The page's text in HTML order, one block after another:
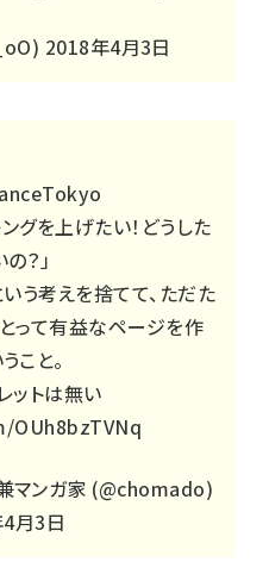
2018年4月3日
グを上げたい！どうした
？」
う考えを捨てて、ただた
って有益なページを作
こと。
ットは無い
マンガ家 (@chomado)
月3日